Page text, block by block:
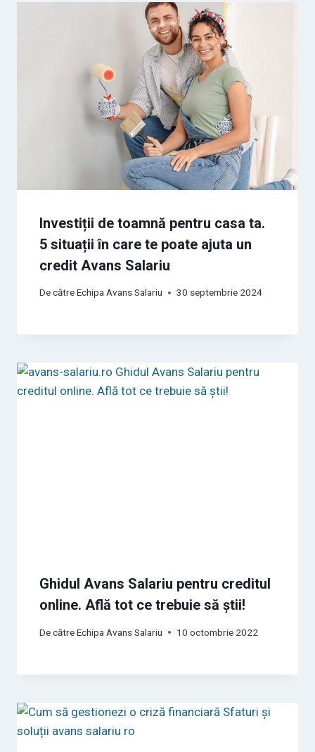
Investiții de toamnă pentru casa ta.
5 situații în care te poate ajuta un
credit Avans Salariu
De cătreEchipa Avans Salariu 30 septembrie 2024
Ghidul Avans Salariu pentru creditul
online. Află tot ce trebuie să știi!
De cătreEchipa Avans Salariu 10 octombrie 2022